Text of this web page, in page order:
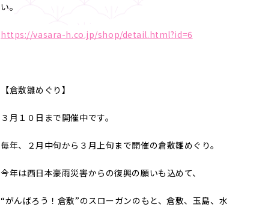
い。
https://vasara-h.co.jp/shop/detail.html?id=6
【倉敷雛めぐり】
３月１０日まで開催中です。
毎年、２月中旬から３月上旬まで開催の倉敷雛めぐり。
今年は西日本豪雨災害からの復興の願いも込めて、
“がんばろう！倉敷”のスローガンのもと、倉敷、玉島、水